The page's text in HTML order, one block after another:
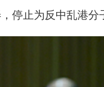
停止为反中乱港